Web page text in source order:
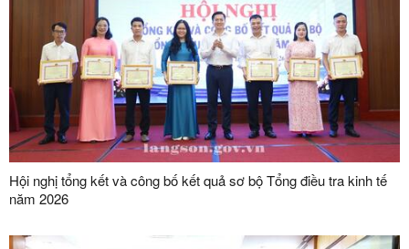
Hội nghị tổng kết và công bố kết quả sơ bộ Tổng điều tra kinh tế
năm 2026